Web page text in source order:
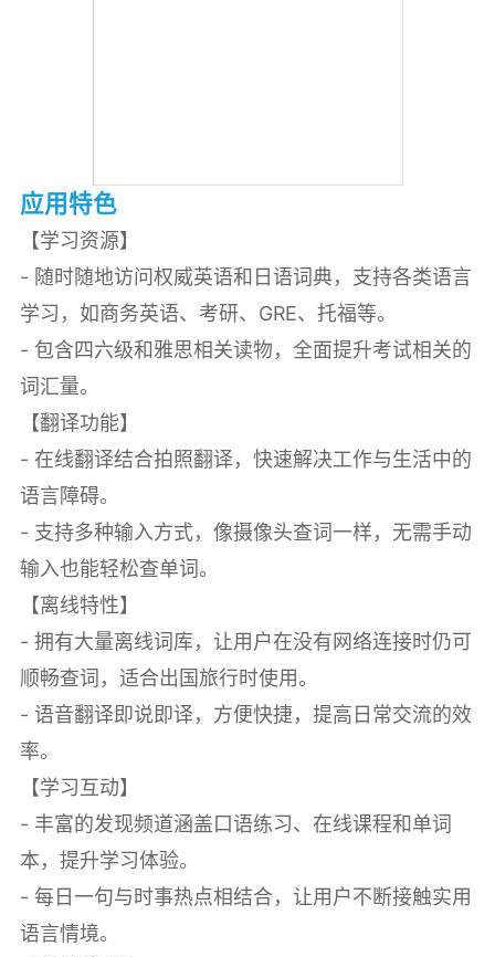
应用特色
【学习资源】
- 随时随地访问权威英语和日语词典，支持各类语言
学习，如商务英语、考研、GRE、托福等。
- 包含四六级和雅思相关读物，全面提升考试相关的
词汇量。
【翻译功能】
- 在线翻译结合拍照翻译，快速解决工作与生活中的
语言障碍。
- 支持多种输入方式，像摄像头查词一样，无需手动
输入也能轻松查单词。
【离线特性】
- 拥有大量离线词库，让用户在没有网络连接时仍可
顺畅查词，适合出国旅行时使用。
- 语音翻译即说即译，方便快捷，提高日常交流的效
率。
【学习互动】
- 丰富的发现频道涵盖口语练习、在线课程和单词
本，提升学习体验。
- 每日一句与时事热点相结合，让用户不断接触实用
语言情境。